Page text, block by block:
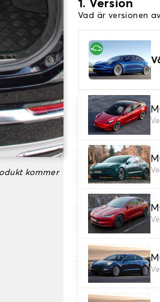
kommer
1. Version
Vad är versionen
2. Material
Välj material för
3. Färger på
Välj färg på din
4. Sömmar
Välj material för
5. Färg på
Välj färg på